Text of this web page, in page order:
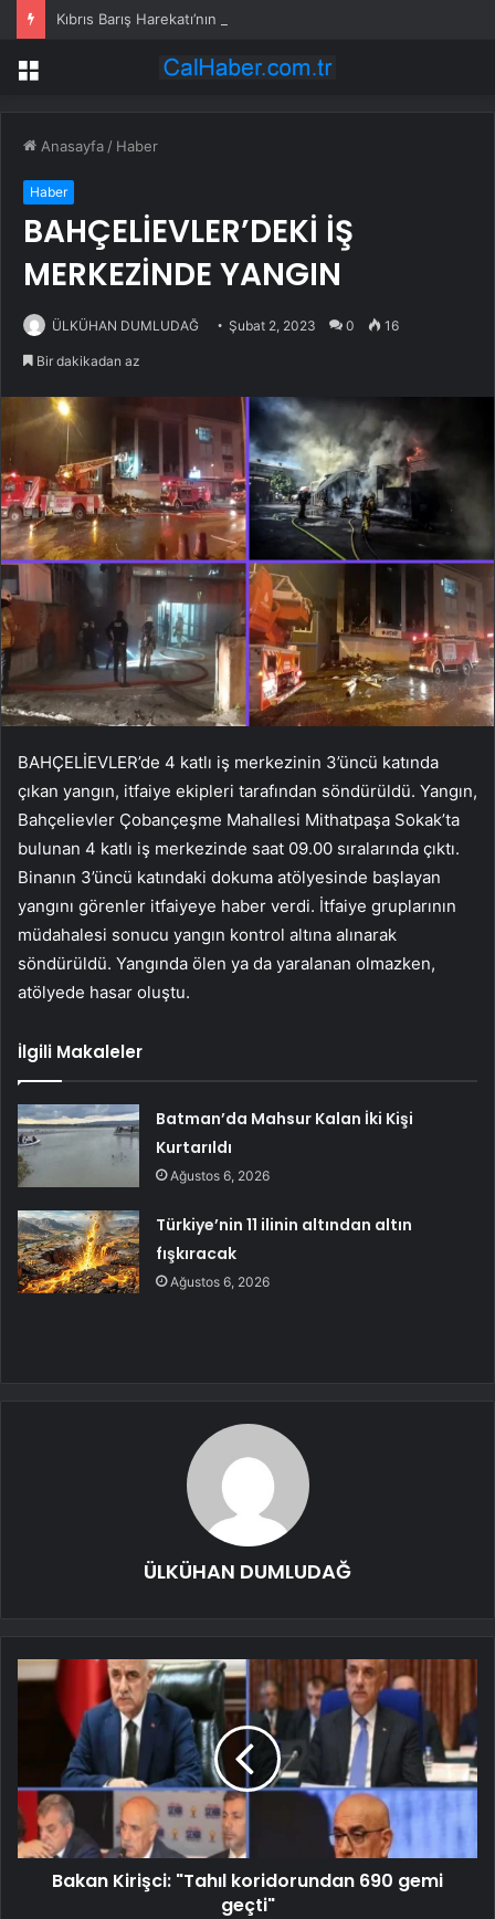
Menü
Anasayfa / Haber
Haber
BAHÇELİEVLER’DEKİ İŞ
MERKEZİNDE YANGIN
ÜLKÜHAN DUMLUDAĞ Şubat 2, 2023 0 16
Bir dakikadan az
BAHÇELİEVLER’de 4 katlı iş merkezinin 3’üncü katında
çıkan yangın, itfaiye ekipleri tarafından söndürüldü. Yangın,
Bahçelievler Çobançeşme Mahallesi Mithatpaşa Sokak’ta
bulunan 4 katlı iş merkezinde saat 09.00 sıralarında çıktı.
Binanın 3’üncü katındaki dokuma atölyesinde başlayan
yangını görenler itfaiyeye haber verdi. İtfaiye gruplarının
müdahalesi sonucu yangın kontrol altına alınarak
söndürüldü. Yangında ölen ya da yaralanan olmazken,
atölyede hasar oluştu.
İlgili Makaleler
Batman’da Mahsur Kalan İki Kişi
Kurtarıldı
Ağustos 6, 2026
Türkiye’nin 11 ilinin altından altın
fışkıracak
Ağustos 6, 2026
ÜLKÜHAN DUMLUDAĞ
Bakan Kirişci: "Tahıl koridorundan 690 gemi
geçti"